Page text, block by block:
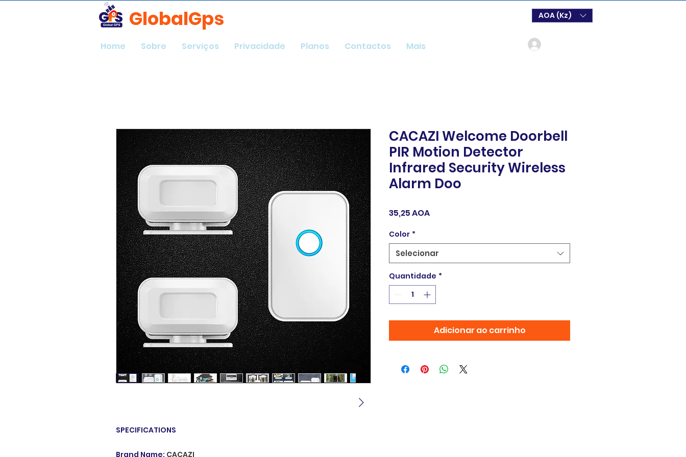
GlobalGps AOA (Kz)
Home Sobre Serviços Privacidade Planos Contactos Mais
SPECIFICATIONS
Brand Name: CACAZI
CACAZI Welcome Doorbell
PIR Motion Detector
Infrared Security Wireless
Alarm Doo
35,25 AOAPreço
Color *
Selecionar
Quantidade *
Adicionar ao carrinho